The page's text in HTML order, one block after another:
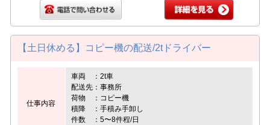
【土日休める】コピー機の配送/2tドライバー
仕事内容
車両 ：2t車
配送先：事務所
荷物 ：コピー機
積降 ：手積み手卸し
件数 ：5〜8件程/日